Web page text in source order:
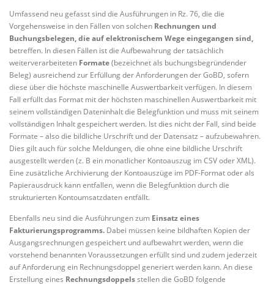
Umfassend neu gefasst sind die Ausführungen in Rz. 76, die die
Vorgehensweise in den Fällen von solchen Rechnungen und
Buchungsbelegen, die auf elektronischem Wege eingegangen sind,
betreffen. In diesen Fällen ist die Aufbewahrung der tatsächlich
weiterverarbeiteten Formate(bezeichnet als buchungsbegründender
Beleg) ausreichend zur Erfüllung der Anforderungen der GoBD, sofern
diese über die höchste maschinelle Auswertbarkeit verfügen. In diesem
Fall erfüllt das Format mit der höchsten maschinellen Auswertbarkeit mit
seinem vollständigen Dateninhalt die Belegfunktion und muss mit seinem
vollständigen Inhalt gespeichert werden. Ist dies nicht der Fall, sind beide
Formate – also die bildliche Urschrift und der Datensatz – aufzubewahren.
Dies gilt auch für solche Meldungen, die ohne eine bildliche Urschrift
ausgestellt werden (z. B ein monatlicher Kontoauszug im CSV oder XML).
Eine zusätzliche Archivierung der Kontoauszüge im PDF-Format oder als
Papierausdruck kann entfallen, wenn die Belegfunktion durch die
strukturierten Kontoumsatzdaten entfällt.
Ebenfalls neu sind die Ausführungen zum Einsatz eines
Fakturierungsprogramms. Dabei müssen keine bildhaften Kopien der
Ausgangsrechnungen gespeichert und aufbewahrt werden, wenn die
vorstehend benannten Voraussetzungen erfüllt sind und zudem jederzeit
auf Anforderung ein Rechnungsdoppel generiert werden kann. An diese
Erstellung eines Rechnungsdoppelsstellen die GoBD folgende